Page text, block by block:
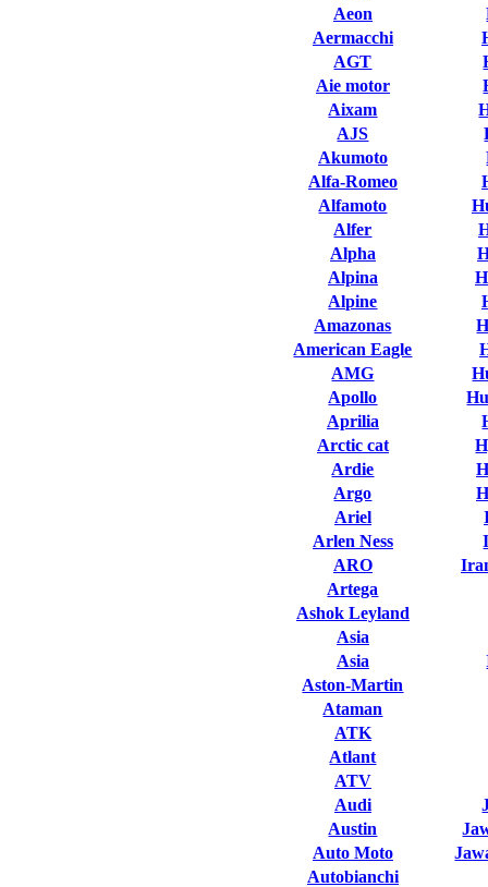
Aeon
Aermacchi
AGT
Aie motor
Aixam
AJS
Akumoto
Alfa-Romeo
Alfamoto
Alfer
Alpha
Alpina
Alpine
Amazonas
American Eagle
AMG
Apollo
Aprilia
Arctic cat
Ardie
Argo
Ariel
Arlen Ness
ARO
Artega
Ashok Leyland
Asia
Asia
Aston-Martin
Ataman
ATK
Atlant
ATV
Audi
Austin
Auto Moto
Autobianchi